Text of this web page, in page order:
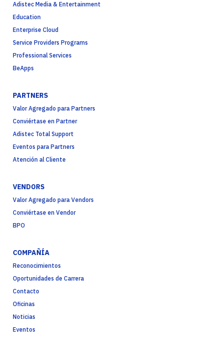
Adistec Media & Entertainment
Education
Enterprise Cloud
Service Providers Programs
Professional Services
BeApps
PARTNERS
Valor Agregado para Partners
Conviértase en Partner
Adistec Total Support
Eventos para Partners
Atención al Cliente
VENDORS
Valor Agregado para Vendors
Conviértase en Vendor
BPO
COMPAÑÍA
Reconocimientos
Oportunidades de Carrera
Contacto
Oficinas
Noticias
Eventos